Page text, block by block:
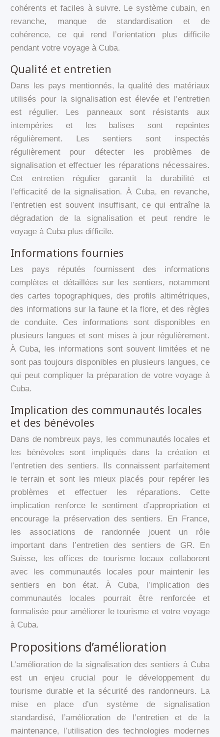
cohérents et faciles à suivre. Le système cubain, en
revanche, manque de standardisation et de
cohérence, ce qui rend l’orientation plus difficile
pendant votre voyage à Cuba.
Qualité et entretien
Dans les pays mentionnés, la qualité des matériaux
utilisés pour la signalisation est élevée et l’entretien
est régulier. Les panneaux sont résistants aux
intempéries et les balises sont repeintes
régulièrement. Les sentiers sont inspectés
régulièrement pour détecter les problèmes de
signalisation et effectuer les réparations nécessaires.
Cet entretien régulier garantit la durabilité et
l’efficacité de la signalisation. À Cuba, en revanche,
l’entretien est souvent insuffisant, ce qui entraîne la
dégradation de la signalisation et peut rendre le
voyage à Cuba plus difficile.
Informations fournies
Les pays réputés fournissent des informations
complètes et détaillées sur les sentiers, notamment
des cartes topographiques, des profils altimétriques,
des informations sur la faune et la flore, et des règles
de conduite. Ces informations sont disponibles en
plusieurs langues et sont mises à jour régulièrement.
À Cuba, les informations sont souvent limitées et ne
sont pas toujours disponibles en plusieurs langues, ce
qui peut compliquer la préparation de votre voyage à
Cuba.
Implication des communautés locales
et des bénévoles
Dans de nombreux pays, les communautés locales et
les bénévoles sont impliqués dans la création et
l’entretien des sentiers. Ils connaissent parfaitement
le terrain et sont les mieux placés pour repérer les
problèmes et effectuer les réparations. Cette
implication renforce le sentiment d’appropriation et
encourage la préservation des sentiers. En France,
les associations de randonnée jouent un rôle
important dans l’entretien des sentiers de GR. En
Suisse, les offices de tourisme locaux collaborent
avec les communautés locales pour maintenir les
sentiers en bon état. À Cuba, l’implication des
communautés locales pourrait être renforcée et
formalisée pour améliorer le tourisme et votre voyage
à Cuba.
Propositions d’amélioration
L’amélioration de la signalisation des sentiers à Cuba
est un enjeu crucial pour le développement du
tourisme durable et la sécurité des randonneurs. La
mise en place d’un système de signalisation
standardisé, l’amélioration de l’entretien et de la
maintenance, l’utilisation des technologies modernes